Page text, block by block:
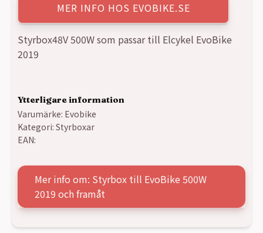
MER INFO HOS EVOBIKE.SE
Styrbox48V 500W som passar till Elcykel EvoBike
2019
Ytterligare information
Varumärke: Evobike
Kategori: Styrboxar
EAN:
Mer info om: Styrbox till EvoBike 500W
2019 och framåt